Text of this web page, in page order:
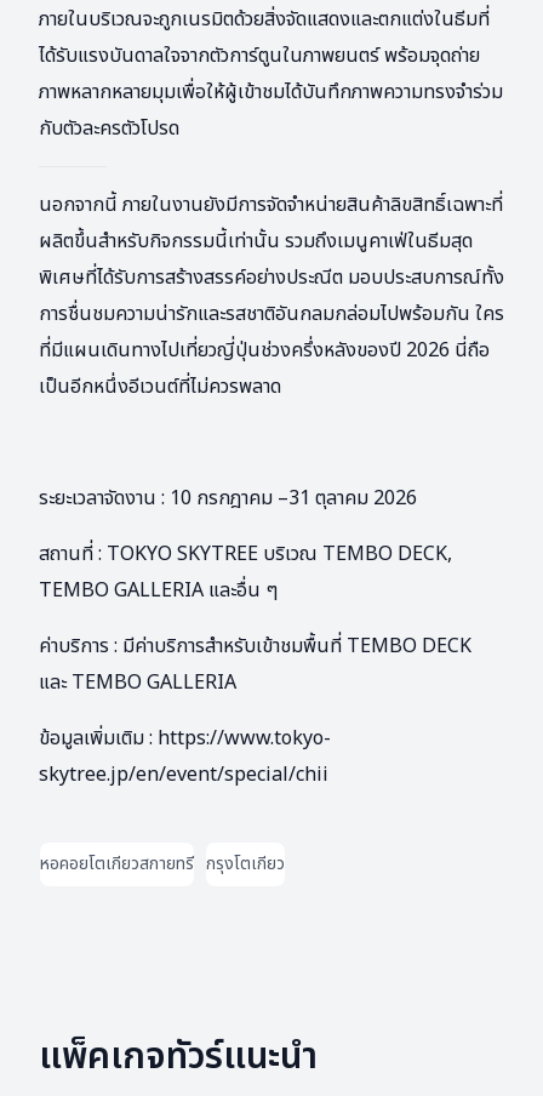
ภายในบริเวณจะถูกเนรมิตด้วยสิ่งจัดแสดงและตกแต่งในธีมที่
ได้รับแรงบันดาลใจจากตัวการ์ตูนในภาพยนตร์ พร้อมจุดถ่าย
ภาพหลากหลายมุมเพื่อให้ผู้เข้าชมได้บันทึกภาพความทรงจำร่วม
กับตัวละครตัวโปรด
นอกจากนี้ ภายในงานยังมีการจัดจำหน่ายสินค้าลิขสิทธิ์เฉพาะที่
ผลิตขึ้นสำหรับกิจกรรมนี้เท่านั้น รวมถึงเมนูคาเฟ่ในธีมสุด
พิเศษที่ได้รับการสร้างสรรค์อย่างประณีต มอบประสบการณ์ทั้ง
การชื่นชมความน่ารักและรสชาติอันกลมกล่อมไปพร้อมกัน ใคร
ที่มีแผนเดินทางไปเที่ยวญี่ปุ่นช่วงครึ่งหลังของปี 2026 นี่ถือ
เป็นอีกหนึ่งอีเวนต์ที่ไม่ควรพลาด
ระยะเวลาจัดงาน : 10 กรกฎาคม –31 ตุลาคม 2026
สถานที่ : TOKYO SKYTREE บริเวณ TEMBO DECK,
TEMBO GALLERIA และอื่น ๆ
ค่าบริการ : มีค่าบริการสำหรับเข้าชมพื้นที่ TEMBO DECK
และ TEMBO GALLERIA
ข้อมูลเพิ่มเติม : https://www.tokyo-
skytree.jp/en/event/special/chii
หอคอยโตเกียวสกายทรี กรุงโตเกียว
แพ็คเกจทัวร์แนะนำ